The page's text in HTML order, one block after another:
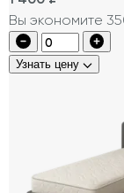
Вы экономите
Узнать цену